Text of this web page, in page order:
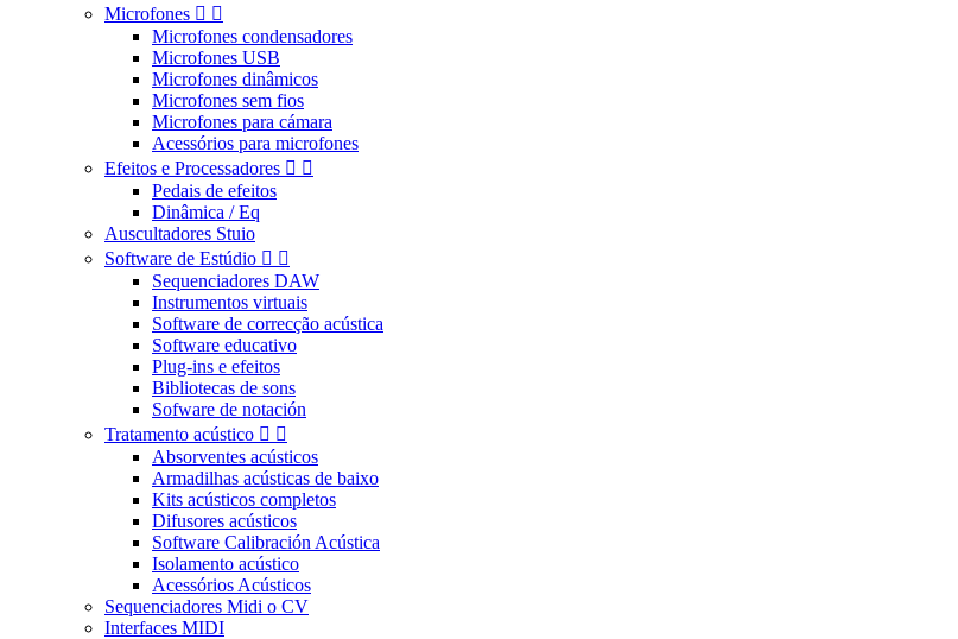
Microfones  
Microfones condensadores
Microfones USB
Microfones dinâmicos
Microfones sem fios
Microfones para cámara
Acessórios para microfones
Efeitos e Processadores  
Pedais de efeitos
Dinâmica / Eq
Auscultadores Stuio
Software de Estúdio  
Sequenciadores DAW
Instrumentos virtuais
Software de correcção acústica
Software educativo
Plug-ins e efeitos
Bibliotecas de sons
Sofware de notación
Tratamento acústico  
Absorventes acústicos
Armadilhas acústicas de baixo
Kits acústicos completos
Difusores acústicos
Software Calibración Acústica
Isolamento acústico
Acessórios Acústicos
Sequenciadores Midi o CV
Interfaces MIDI